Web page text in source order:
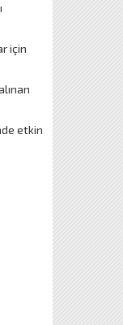
için
etkin